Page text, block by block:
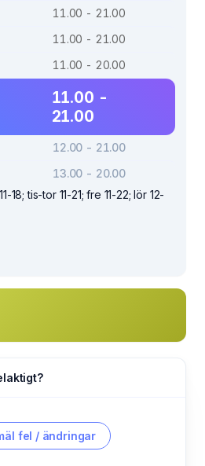
11.00 - 21.00
11.00 - 21.00
11.00 - 20.00
11.00 -
21.00
12.00 - 21.00
13.00 - 20.00
18; tis-tor 11-21; fre 11-22; lör 12-
fel / ändringar